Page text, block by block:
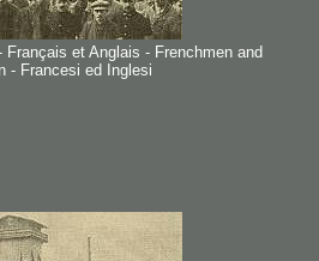
Français et Anglais - Frenchmen and
- Francesi ed Inglesi